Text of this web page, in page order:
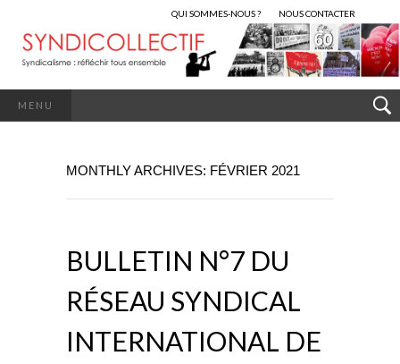
QUI SOMMES-NOUS ? NOUS CONTACTER
MENU
MONTHLY ARCHIVES: FÉVRIER 2021
BULLETIN N°7 DU
RÉSEAU SYNDICAL
INTERNATIONAL DE